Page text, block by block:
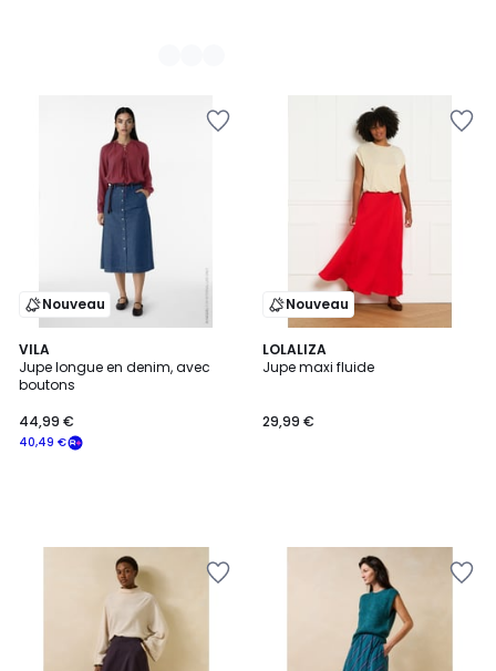
Nouveau
VILA
Jupe longue en denim, avec
boutons
40,49 €
44,99 €
Nouveau
LOLALIZA
Jupe maxi fluide
29,99 €